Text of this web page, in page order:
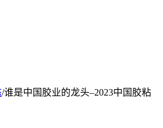
/谁是中国胶业的龙头–2023中国胶粘